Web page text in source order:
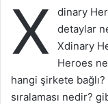
X
dinary
detaylar
Xdinary
Heroes
hangi şirkete
sıralaması nedir?